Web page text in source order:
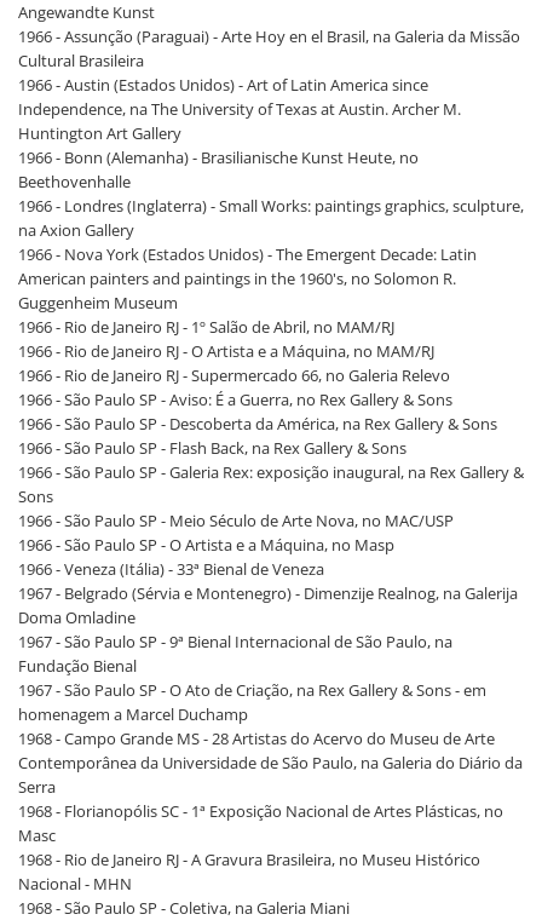
Angewandte Kunst
1966 - Assunção (Paraguai) - Arte Hoy en el Brasil, na Galeria da Missão
Cultural Brasileira
1966 - Austin (Estados Unidos) - Art of Latin America since
Independence, na The University of Texas at Austin. Archer M.
Huntington Art Gallery
1966 - Bonn (Alemanha) - Brasilianische Kunst Heute, no
Beethovenhalle
1966 - Londres (Inglaterra) - Small Works: paintings graphics, sculpture,
na Axion Gallery
1966 - Nova York (Estados Unidos) - The Emergent Decade: Latin
American painters and paintings in the 1960's, no Solomon R.
Guggenheim Museum
1966 - Rio de Janeiro RJ - 1º Salão de Abril, no MAM/RJ
1966 - Rio de Janeiro RJ - O Artista e a Máquina, no MAM/RJ
1966 - Rio de Janeiro RJ - Supermercado 66, no Galeria Relevo
1966 - São Paulo SP - Aviso: É a Guerra, no Rex Gallery & Sons
1966 - São Paulo SP - Descoberta da América, na Rex Gallery & Sons
1966 - São Paulo SP - Flash Back, na Rex Gallery & Sons
1966 - São Paulo SP - Galeria Rex: exposição inaugural, na Rex Gallery &
Sons
1966 - São Paulo SP - Meio Século de Arte Nova, no MAC/USP
1966 - São Paulo SP - O Artista e a Máquina, no Masp
1966 - Veneza (Itália) - 33ª Bienal de Veneza
1967 - Belgrado (Sérvia e Montenegro) - Dimenzije Realnog, na Galerija
Doma Omladine
1967 - São Paulo SP - 9ª Bienal Internacional de São Paulo, na
Fundação Bienal
1967 - São Paulo SP - O Ato de Criação, na Rex Gallery & Sons - em
homenagem a Marcel Duchamp
1968 - Campo Grande MS - 28 Artistas do Acervo do Museu de Arte
Contemporânea da Universidade de São Paulo, na Galeria do Diário da
Serra
1968 - Florianopólis SC - 1ª Exposição Nacional de Artes Plásticas, no
Masc
1968 - Rio de Janeiro RJ - A Gravura Brasileira, no Museu Histórico
Nacional - MHN
1968 - São Paulo SP - Coletiva, na Galeria Miani